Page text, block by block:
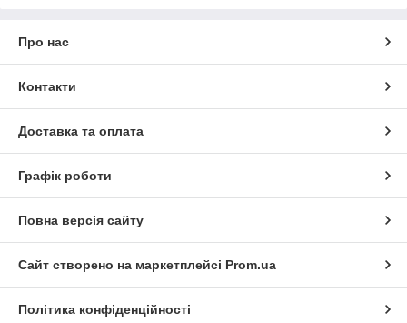
Про нас
Контакти
Доставка та оплата
Графік роботи
Повна версія сайту
Сайт створено на маркетплейсі Prom.ua
Політика конфіденційності